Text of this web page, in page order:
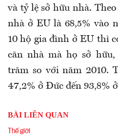
và tỷ lệ sở hữu nhà.
nhà ở EU là 68,5% vào
10 hộ gia đình ở EU thì
căn nhà mà họ sở
trăm so với năm 2010.
47,2% ở Đức đến 93,8%
BÀI LIÊN QUAN
Thế giới